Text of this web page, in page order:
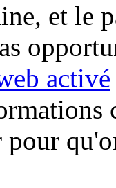
et le
activé